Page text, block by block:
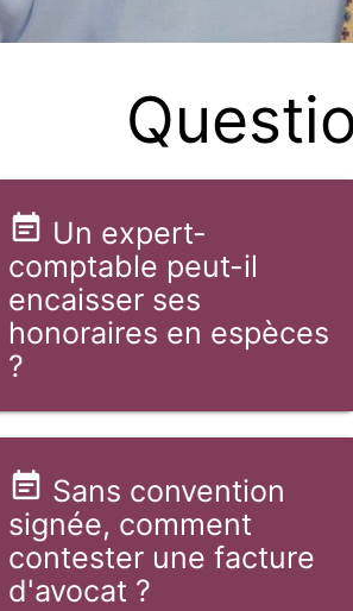
Un expert-
comptable peut-il
encaisser ses
honoraires en espèces
?
Sans convention
signée, comment
contester une facture
d'avocat ?